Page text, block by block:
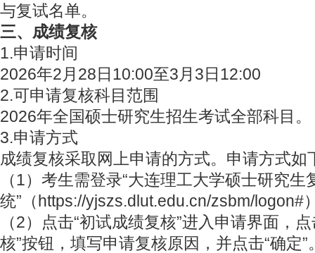
与复试名单。
三、成绩复核
1.申请时间
2026年2月28日10:00至3月3日12:00
2.可申请复核科目范围
2026年全国硕士研究生招生考试全部科目。
3.申请方式
成绩复核采取网上申请的方式。申请方式如
（1）考生需登录“大连理工大学硕士研究生
统”（https://yjszs.dlut.edu.cn/zsbm/logon#
（2）点击“初试成绩复核”进入申请界面，
核”按钮，填写申请复核原因，并点击“确定”